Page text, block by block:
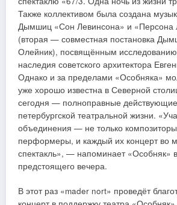
Также коллективом была создана
Дымшиц «Сон Левинсона» и «Персона
(вторая — совместная постановка
Олейник), посвящённым исследованию
наследия советского архитектора
Однако и за пределами «Особняка»
уже хорошо известна в Северной
сегодня — полноправные
петербургской театральной жизни.
объединения — не только
перформеры, и каждый их концерт во
спектакль», — напоминает «Особняк»
предстоящего вечера.
В этот раз «mader nort» проведёт